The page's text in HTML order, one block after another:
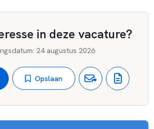
in deze vacature?
: 24 augustus 2026
Opslaan